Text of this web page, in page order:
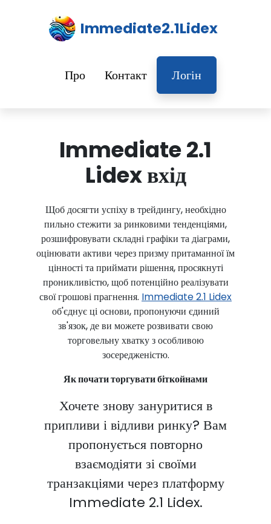
Immediate2.1Lidex
Про Контакт Логін
Immediate 2.1
Lidex вхід
Щоб досягти успіху в трейдингу, необхідно
пильно стежити за ринковими тенденціями,
розшифровувати складні графіки та діаграми,
оцінювати активи через призму притаманної їм
цінності та приймати рішення, просякнуті
проникливістю, щоб потенційно реалізувати
свої грошові прагнення. Immediate 2.1 Lidex
об'єднує ці основи, пропонуючи єдиний
зв'язок, де ви можете розвивати свою
торговельну хватку з особливою
зосередженістю.
Як почати торгувати біткойнами
Хочете знову зануритися в
припливи і відливи ринку? Вам
пропонується повторно
взаємодіяти зі своїми
транзакціями через платформу
Immediate 2.1 Lidex.